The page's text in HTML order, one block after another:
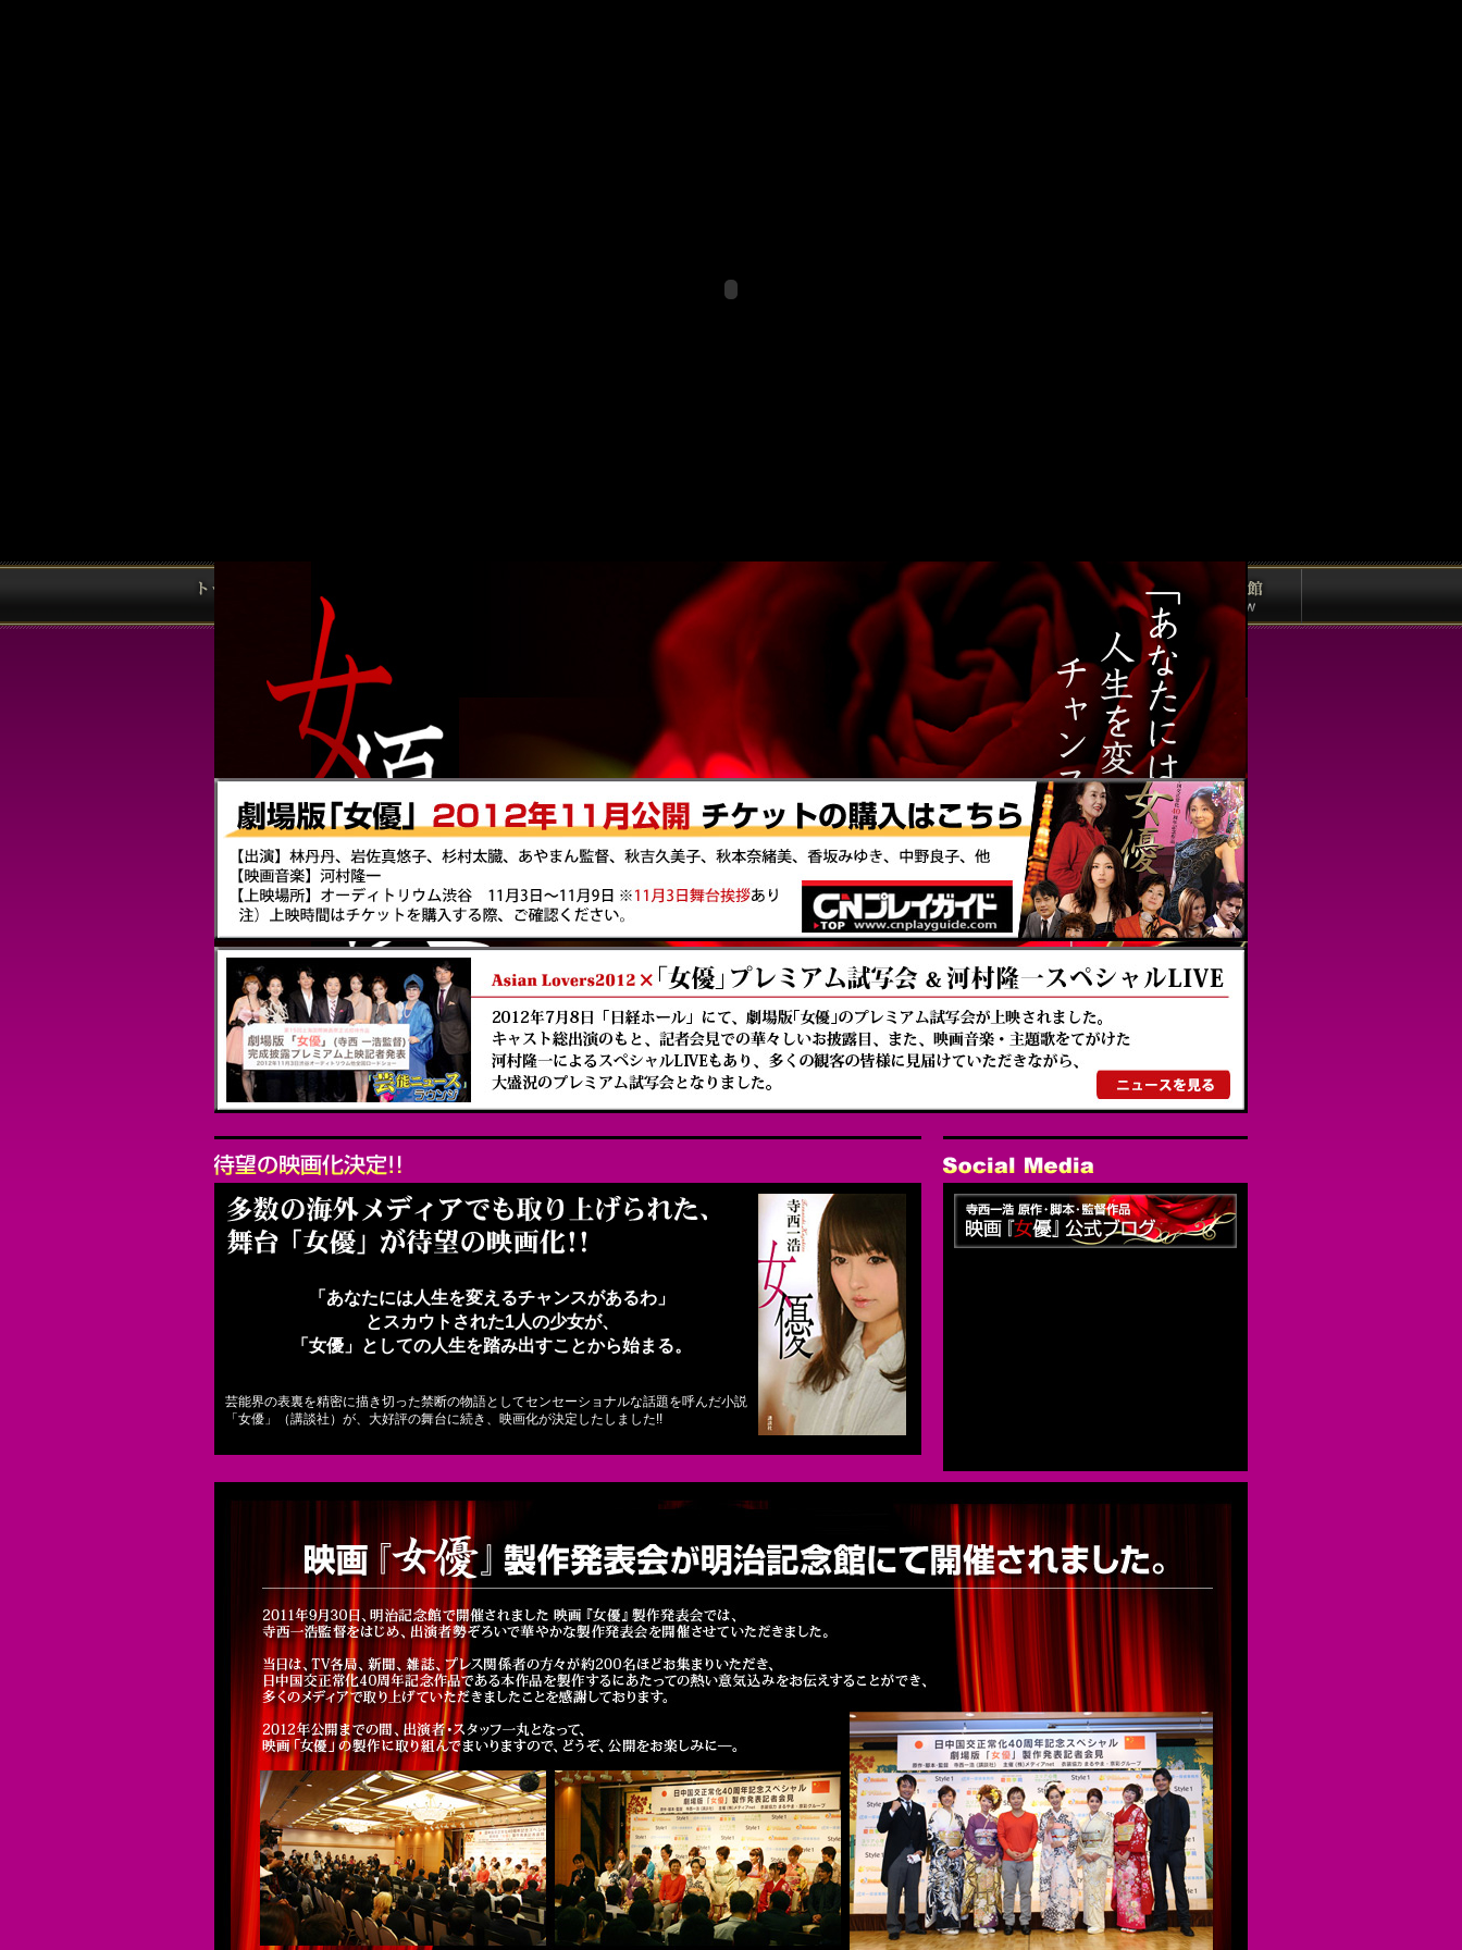
2012.07.08
第1回AsianLoversにて、「女優」プレミアム試写会、及び、河村隆一さんによる主題歌 初披露LIVEを開催いたしました。
2012.05.01
2012.05.01
【人民中国】(5月5日発行)特集インタビュー 女優 中野良子×寺西一浩監督の対談が掲載!
2012.04.30
【月刊中国News】(日中通信社)4/28発売号にて、女優 林丹丹さん×寺西一浩監督の対談が掲載!
「あなたには人生を変えるチャンスがあるわ」
とスカウトされた1人の少女が、
「女優」としての人生を踏み出すことから始まる。
芸能界の表裏を精密に描き切った禁断の物語としてセンセーショナルな話題を呼んだ小説
「女優」（講談社）が、大好評の舞台に続き、映画化が決定したしました!!